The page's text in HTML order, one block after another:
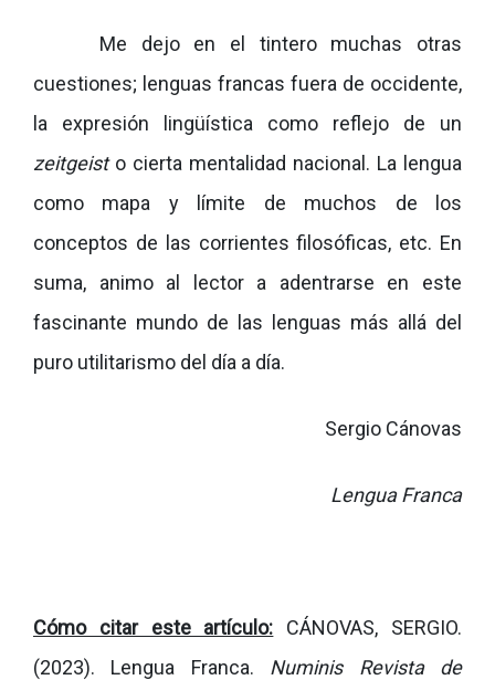
Me dejo en el tintero muchas otras
cuestiones; lenguas francas fuera de occidente,
la expresión lingüística como reflejo de un
zeitgeisto cierta mentalidad nacional. La lengua
como mapa y límite de muchos de los
conceptos de las corrientes filosóficas, etc. En
suma, animo al lector a adentrarse en este
fascinante mundo de las lenguas más allá del
puro utilitarismo del día a día.
Sergio Cánovas
Lengua Franca
Cómo citar este artículo: CÁNOVAS, SERGIO.
(2023). Lengua Franca. Numinis Revista de